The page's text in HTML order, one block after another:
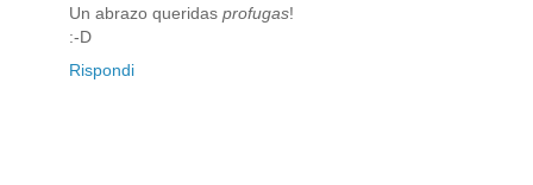
Un abrazo queridas profugas!
:-D
Rispondi